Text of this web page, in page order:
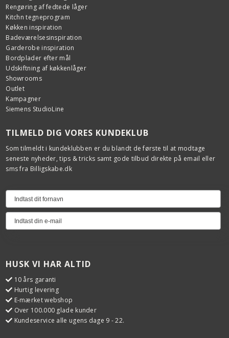
Rengøring af fedtede låger
Kitchn tegneprogram
Køkken inspiration
Badeværelsesinspiration
Garderobe inspiration
Bordplader efter mål
Udskiftning af køkkenlåger
Showrooms
Outlet
Kampagner
Siemens StudioLine
TILMELD DIG VORES KUNDEKLUB
Som tilmeldt i kundeklubben er du blandt de første til at modtage
seneste nyheder, tips & tricks samt gode tilbud direkte på email eller
sms fra Billigskabe.dk
HUSK VI HAR ALTID
10 års garanti
Hurtig levering
E-mærket webshop
Over 100.000 glade kunder
Kundeservice alle ugens dage 9 - 22.